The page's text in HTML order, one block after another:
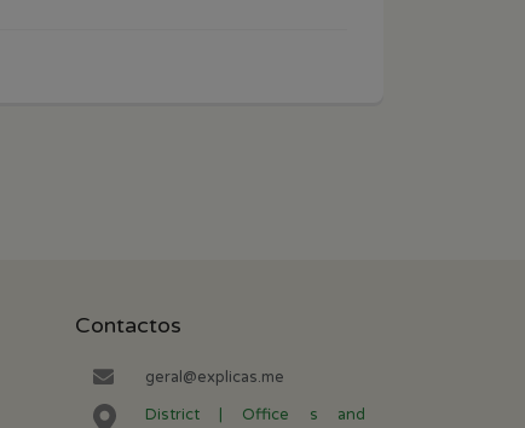
Contactos
geral@explicas.me
District | Office s and